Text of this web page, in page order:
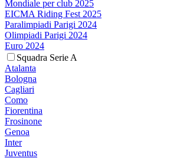
Mondiale per club 2025
EICMA Riding Fest 2025
Paralimpiadi Parigi 2024
Olimpiadi Parigi 2024
Euro 2024
Squadra Serie A
Atalanta
Bologna
Cagliari
Como
Fiorentina
Frosinone
Genoa
Inter
Juventus